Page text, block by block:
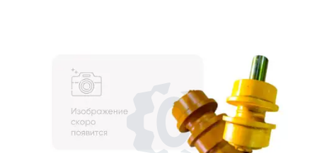
3D тур по производству